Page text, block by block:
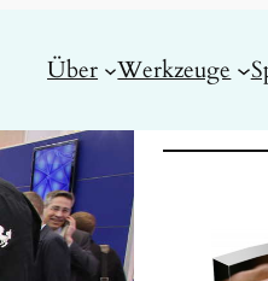
Über Werkzeuge